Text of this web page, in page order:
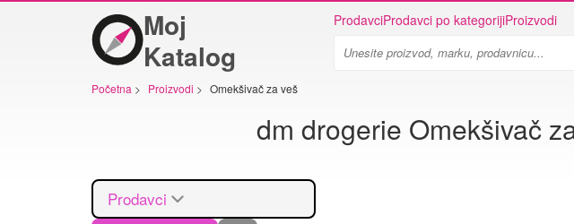
Moj
Katalog
ProdavciProdavci po kategorijiProizvodi
Početna > Proizvodi > Omekšivač za veš
dm drogerie Omekšivač
Prodavci